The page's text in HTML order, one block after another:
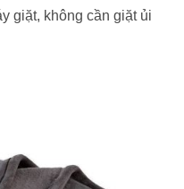
giặt, không cần giặt ủi